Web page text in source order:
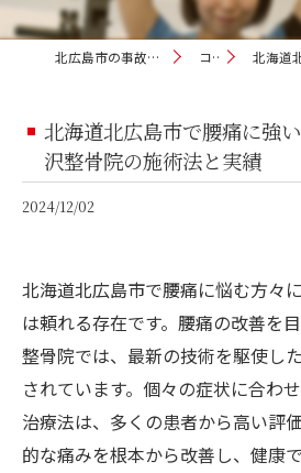
北広島市の事故治療なら美沢整骨院 コラム 北海道北広島市
北海道北広島市で腰痛に強
沢整骨院の施術法と実績
2024/12/02
北海道北広島市で腰痛に悩む方々
は頼れる存在です。腰痛の改善を
整骨院では、最新の技術を駆使し
されています。個々の症状に合わ
治療法は、多くの患者から高い評
的な痛みを根本から改善し、健康